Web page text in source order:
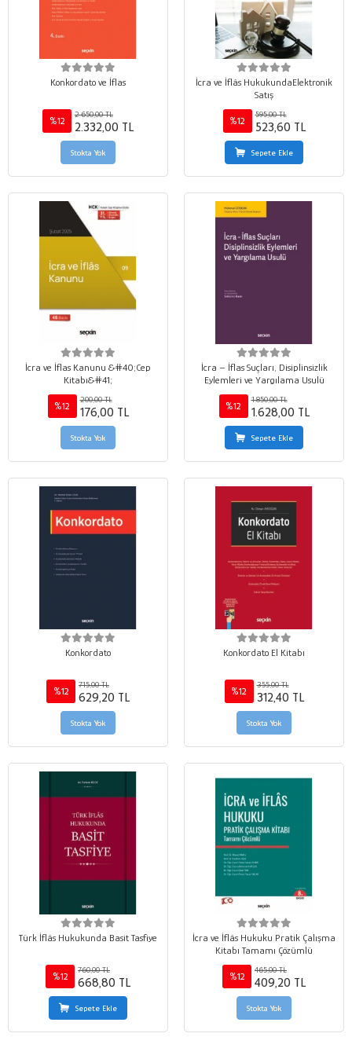
Konkordato ve İflas
%12
2.650,00 TL
2.332,00 TL
Stokta Yok
İcra ve İflâs HukukundaElektronik
Satış
%12
595,00 TL
523,60 TL
Sepete Ekle
İcra ve İflas Kanunu &#40;Cep
Kitabı&#41;
%12
200,00 TL
176,00 TL
Stokta Yok
İcra – İflas Suçları, Disiplinsizlik
Eylemleri ve Yargılama Usulü
%12
1.850,00 TL
1.628,00 TL
Sepete Ekle
Konkordato
%12
715,00 TL
629,20 TL
Stokta Yok
Konkordato El Kitabı
%12
355,00 TL
312,40 TL
Stokta Yok
Türk İflâs Hukukunda Basit Tasfiye
%12
760,00 TL
668,80 TL
Sepete Ekle
İcra ve İflâs Hukuku Pratik Çalışma
Kitabı Tamamı Çözümlü
%12
465,00 TL
409,20 TL
Stokta Yok